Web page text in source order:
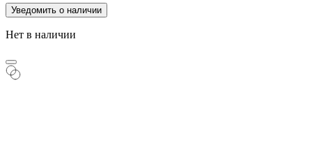
Уведомить о наличии
Нет в наличии